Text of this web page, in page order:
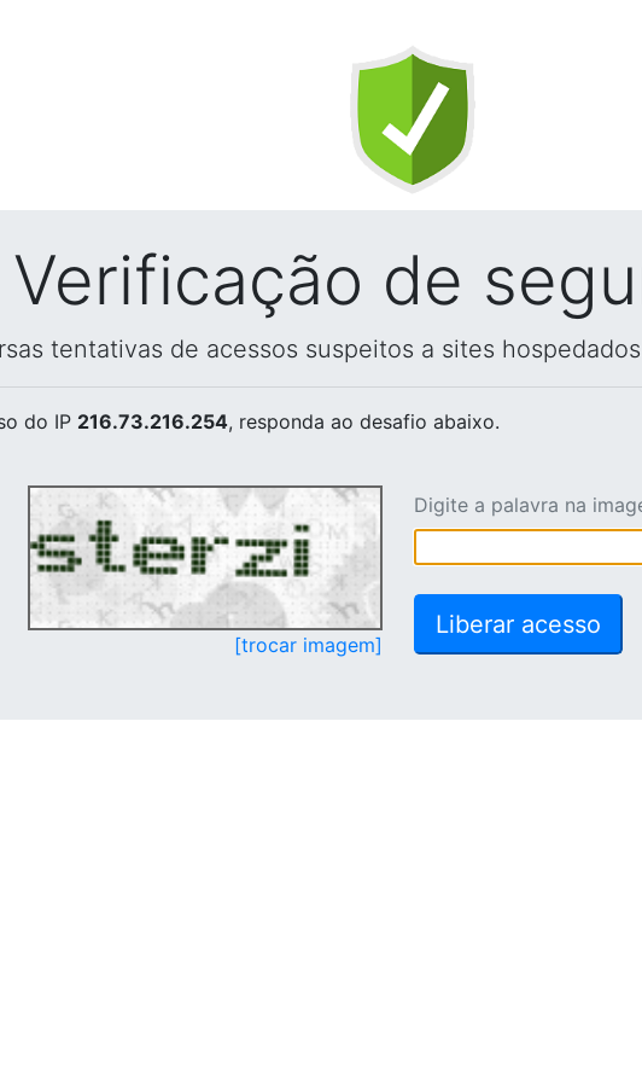
Verificação de
tentativas de acessos suspeitos a sites
do IP 216.73.216.254, responda ao desafio abaixo.
[trocar imagem]
Digite a palavra na